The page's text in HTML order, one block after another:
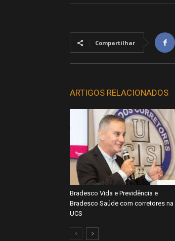
Compartilhar
ARTIGOS RELACIONADOS
Bradesco Vida e Previdência e
Bradesco Saúde com corretores na
UCS